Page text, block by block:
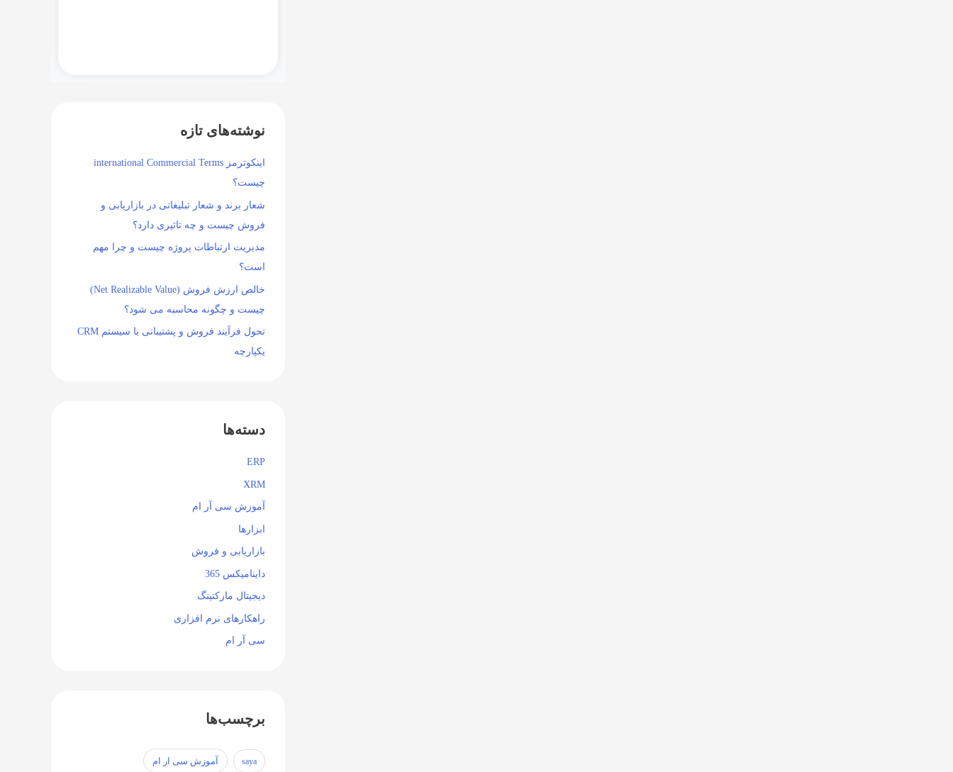
نوشته‌های تازه
اینکوترمز international Commercial Terms
چیست؟
شعار برند و شعار تبلیغاتی در بازاریابی و
فروش چیست و چه تاثیری دارد؟
مدیریت ارتباطات پروژه چیست و چرا مهم
است؟
خالص ارزش فروش (Net Realizable Value)
چیست و چگونه محاسبه می شود؟
تحول فرآیند فروش و پشتیبانی با سیستم CRM
یکپارچه
دسته‌ها
ERP
XRM
آموزش سی آر ام
ابزارها
بازاریابی و فروش
داینامیکس 365
دیجیتال مارکتینگ
راهکارهای نرم افزاری
سی آر ام
برچسب‌ها
saya آموزش سی ار ام